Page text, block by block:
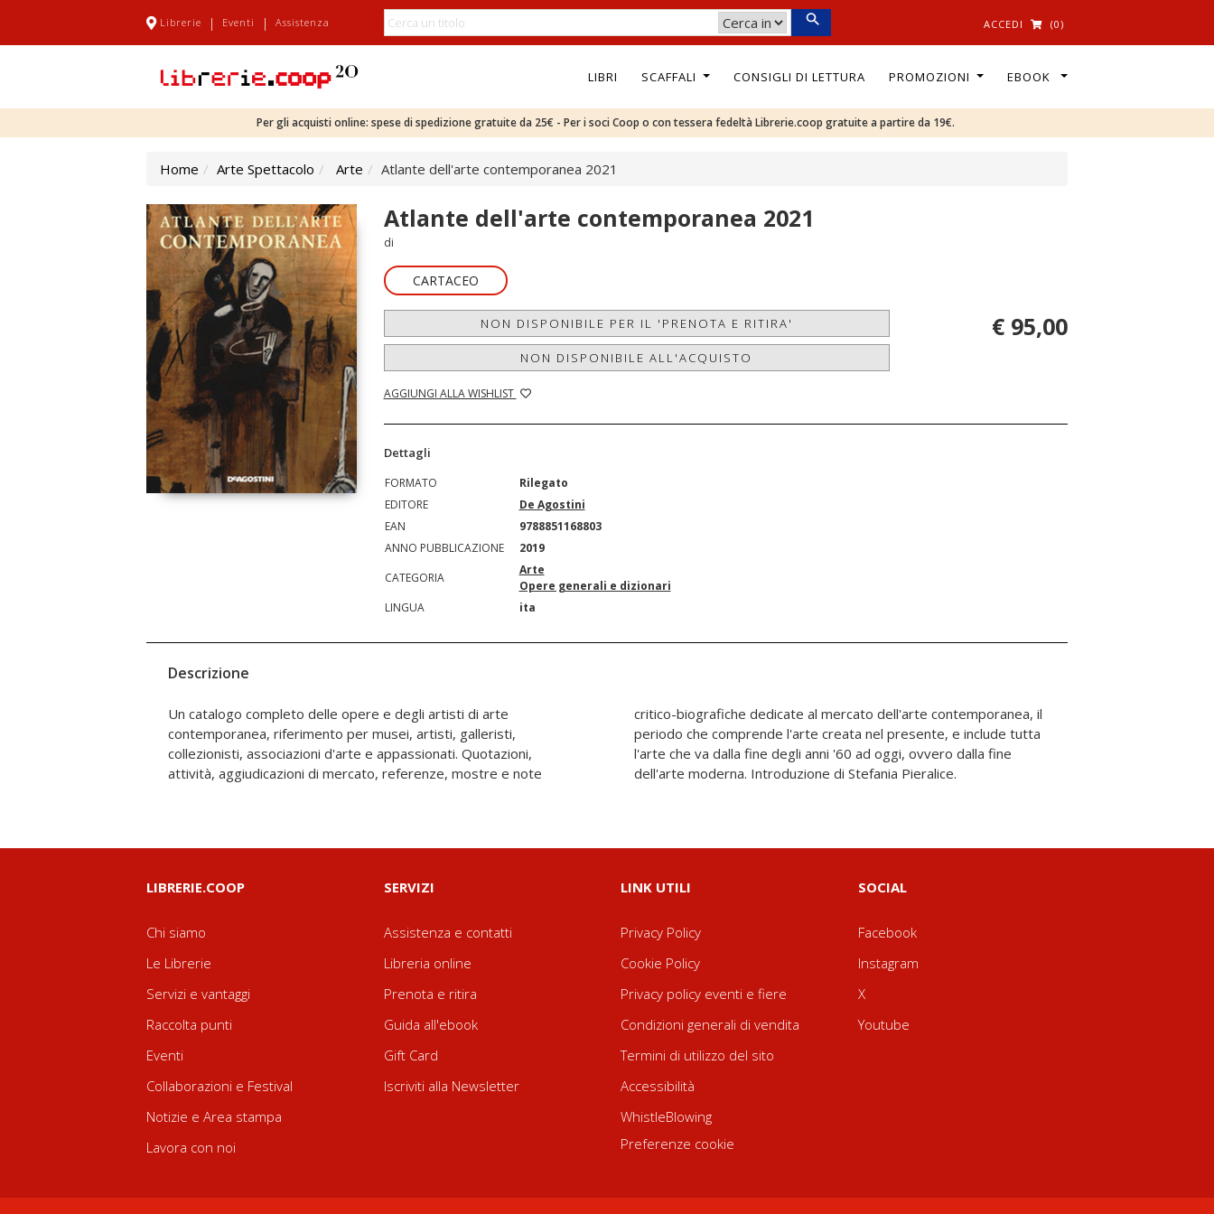
Librerie | Eventi | Assistenza ACCEDI (0)
LIBRI SCAFFALI CONSIGLI DI LETTURA PROMOZIONI EBOOK
Per gli acquisti online: spese di spedizione gratuite da 25€ - Per i soci Coop o con tessera fedeltà Librerie.coop gratuite a partire da 19€.
Home Arte Spettacolo Arte Atlante dell'arte contemporanea 2021
Atlante dell'arte contemporanea 2021
di
CARTACEO
NON DISPONIBILE PER IL 'PRENOTA E RITIRA'
NON DISPONIBILE ALL'ACQUISTO
AGGIUNGI ALLA WISHLIST
€ 95,00
Dettagli
FORMATO
Rilegato
EDITORE
De Agostini
EAN
9788851168803
ANNO PUBBLICAZIONE
2019
CATEGORIA
Arte
Opere generali e dizionari
LINGUA
ita
Descrizione
Un catalogo completo delle opere e degli artisti di arte
contemporanea, riferimento per musei, artisti, galleristi,
collezionisti, associazioni d'arte e appassionati. Quotazioni,
attività, aggiudicazioni di mercato, referenze, mostre e note
critico-biografiche dedicate al mercato dell'arte contemporanea, il
periodo che comprende l'arte creata nel presente, e include tutta
l'arte che va dalla fine degli anni '60 ad oggi, ovvero dalla fine
dell'arte moderna. Introduzione di Stefania Pieralice.
LIBRERIE.COOP
Chi siamo
Le Librerie
Servizi e vantaggi
Raccolta punti
Eventi
Collaborazioni e Festival
Notizie e Area stampa
Lavora con noi
SERVIZI
Assistenza e contatti
Libreria online
Prenota e ritira
Guida all'ebook
Gift Card
Iscriviti alla Newsletter
LINK UTILI
Privacy Policy
Cookie Policy
Privacy policy eventi e fiere
Condizioni generali di vendita
Termini di utilizzo del sito
Accessibilità
WhistleBlowing
Preferenze cookie
SOCIAL
Facebook
Instagram
X
Youtube